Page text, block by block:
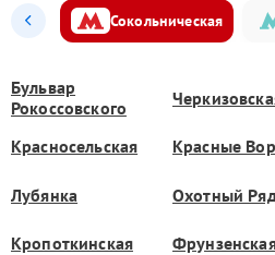
Сокольническая
Бульвар
Рокоссовского
Красносельская
Красные
Лубянка Охотный
Кропоткинская